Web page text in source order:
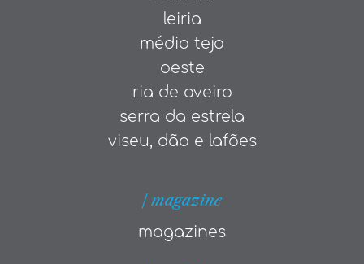
leiria
médio tejo
oeste
ria de aveiro
serra da estrela
viseu, dão e lafões
| magazine
magazines